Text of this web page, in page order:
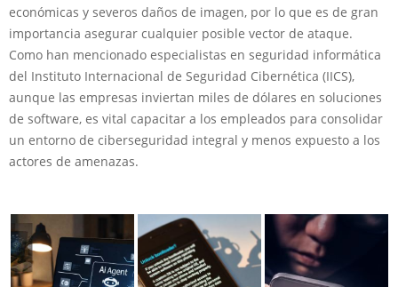
económicas y severos daños de imagen, por lo que es de gran
importancia asegurar cualquier posible vector de ataque.
Como han mencionado especialistas en seguridad informática
del Instituto Internacional de Seguridad Cibernética (IICS),
aunque las empresas inviertan miles de dólares en soluciones
de software, es vital capacitar a los empleados para consolidar
un entorno de ciberseguridad integral y menos expuesto a los
actores de amenazas.